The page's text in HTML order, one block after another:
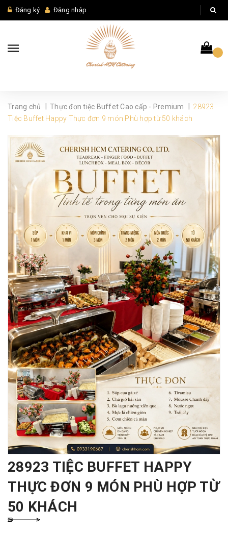
Đăng ký Đăng nhập
Trang chủ Thực đơn tiệc Buffet Cao cấp - Premium
28923
Tiệc Buffet Happy Thực đơn 9 món Phù hợp từ 50 khách
28923 TIỆC BUFFET HAPPY
THỰC ĐƠN 9 MÓN PHÙ HỢP TỪ
50 KHÁCH